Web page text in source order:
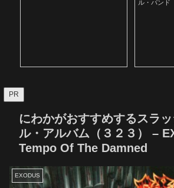
PR
にわかがおすすめするスラ
ル・アルバム（３２３） –
Tempo Of The Damned
EXODUS